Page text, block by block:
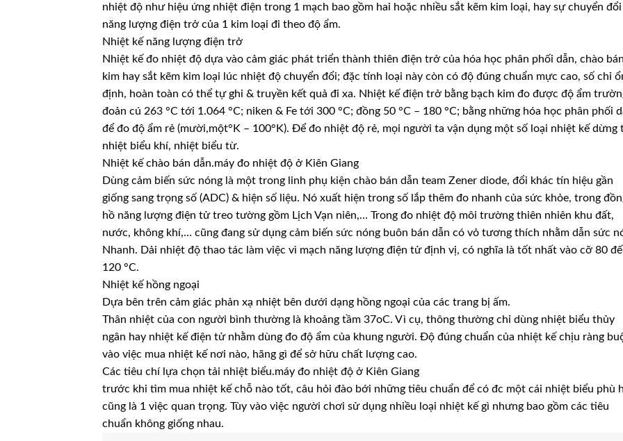
nhiệt độ như hiệu ứng nhiệt điện trong 1 mạch bao gồm hai hoặc nhiều sắt kẽm kim loại, hay sự chuyển đổi
năng lượng điện trở của 1 kim loại đi theo độ ẩm.
Nhiệt kế năng lượng điện trở
Nhiệt kế đo nhiệt độ dựa vào cảm giác phát triển thành thiên điện trở của hóa học phân phối dẫn, chào bán
kim hay sắt kẽm kim loại lúc nhiệt độ chuyển đổi; đặc tính loại này còn có độ đúng chuẩn mực cao, số chỉ
định, hoàn toàn có thể tự ghi & truyền kết quả đi xa. Nhiệt kế điện trở bằng bạch kim đo được độ ẩm
đoản cú 263 °C tới 1.064 °C; niken & Fe tới 300 °C; đồng 50 °C – 180 °C; bằng những hóa học phân phối
để đo độ ẩm rẻ (mười,một°K – 100°K). Để đo nhiệt độ rẻ, mọi người ta vận dụng một số loại nhiệt kế dừng
nhiệt biểu khí, nhiệt biểu từ.
Nhiệt kế chào bán dẫn.máy đo nhiệt độ ở Kiên Giang
Dùng cảm biến sức nóng là một trong linh phụ kiện chào bán dẫn team Zener diode, đổi khác tín hiệu gần
giống sang trọng số (ADC) & hiện số liệu. Nó xuất hiện trong số lắp thêm đo nhanh của sức khỏe, trong
hồ năng lượng điện tử treo tường gồm Lịch Vạn niên,… Trong đo nhiệt độ môi trường thiên nhiên khu đất,
nước, không khí,… cũng đang sử dụng cảm biến sức nóng buôn bán dẫn có vỏ tương thích nhằm dẫn sức
Nhanh. Dải nhiệt độ thao tác làm việc vì mạch năng lượng điện tử định vị, có nghĩa là tốt nhất vào cỡ 80
120 °C.
Nhiệt kế hồng ngoại
Dựa bên trên cảm giác phản xạ nhiệt bên dưới dạng hồng ngoại của các trang bị ấm.
Thân nhiệt của con người bình thường là khoảng tầm 37oC. Vì cụ, thông thường chỉ dùng nhiệt biểu thủy
ngân hay nhiệt kế điện tử nhằm dùng đo độ ẩm của khung người. Độ đúng chuẩn của nhiệt kế chịu ràng
vào việc mua nhiệt kế nơi nào, hãng gì để sở hữu chất lượng cao.
Các tiêu chí lựa chọn tải nhiệt biểu.máy đo nhiệt độ ở Kiên Giang
trước khi tìm mua nhiệt kế chỗ nào tốt, câu hỏi đào bới những tiêu chuẩn để có đc một cái nhiệt biểu phù
cũng là 1 việc quan trọng. Tùy vào việc người chơi sử dụng nhiều loại nhiệt kế gì nhưng bao gồm các tiêu
chuẩn không giống nhau.